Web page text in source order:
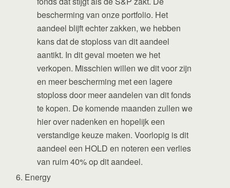
bescherming van onze portfolio. Het
aandeel blijft echter zakken, we hebben
kans dat de stoploss van dit aandeel
aantikt. In dit geval moeten we het
verkopen. Misschien willen we dit voor zijn
en meer bescherming met een lagere
stoploss door meer aandelen van dit fonds
te kopen. De komende maanden zullen we
hier over nadenken en hopelijk een
verstandige keuze maken. Voorlopig is dit
aandeel een HOLD en noteren een verlies
van ruim 40% op dit aandeel.
Energy